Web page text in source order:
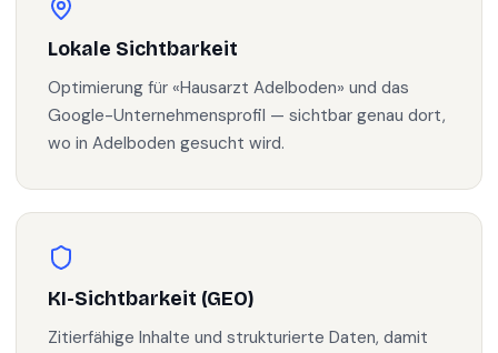
Lokale Sichtbarkeit
Optimierung für «Hausarzt Adelboden» und das
Google-Unternehmensprofil — sichtbar genau dort,
wo in Adelboden gesucht wird.
KI-Sichtbarkeit (GEO)
Zitierfähige Inhalte und strukturierte Daten, damit